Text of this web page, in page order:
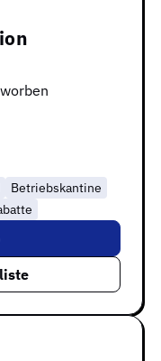
Betriebskantine